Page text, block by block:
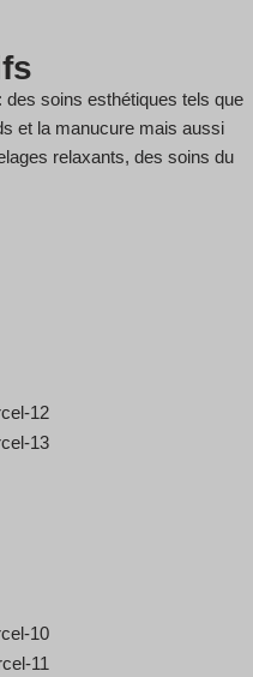
soins esthétiques tels que
et la manucure mais aussi
relaxants, des soins du